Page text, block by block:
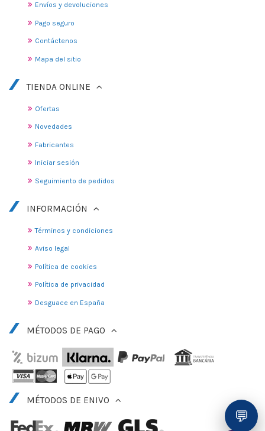
Envíos y devoluciones
Pago seguro
Contáctenos
Mapa del sitio
TIENDA ONLINE
Ofertas
Novedades
Fabricantes
Iniciar sesión
Seguimiento de pedidos
INFORMACIÓN
Términos y condiciones
Aviso legal
Política de cookies
Política de privacidad
Desguace en España
MÉTODOS DE PAGO
MÉTODOS DE ENIVO
💬